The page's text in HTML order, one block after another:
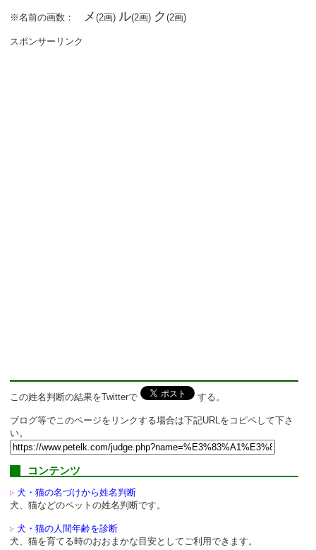
※名前の画数： メ(2画) ル(2画) ク(2画)
スポンサーリンク
この姓名判断の結果をTwitterで する。
ブログ等でこのページをリンクする場合は下記URLをコピペして下さ
い。
コンテンツ
犬・猫の名づけから姓名判断
犬、猫などのペットの姓名判断です。
犬・猫の人間年齢を診断
犬、猫を育てる時のおおまかな目安としてご利用できます。